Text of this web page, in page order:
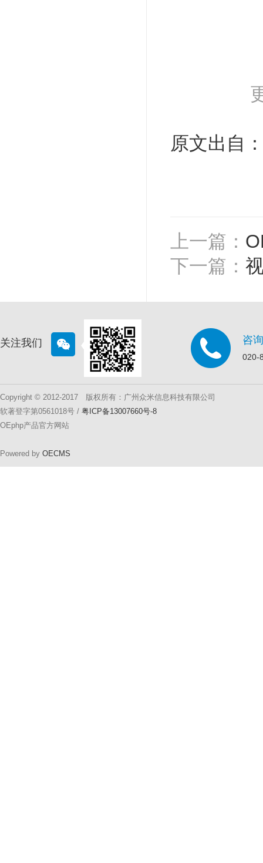
原文出自
上一篇：
下一篇：
关注我们 咨
020-
Copyright © 2012-2017 版权所有：广州众米信息科技有限公司
软著登字第0561018号 / 粤ICP备13007660号-8
OEphp产品官方网站
Powered by OECMS